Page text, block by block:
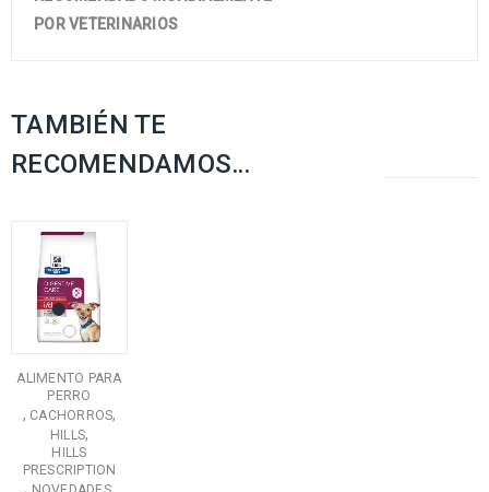
POR VETERINARIOS
TAMBIÉN TE
RECOMENDAMOS…
ALIMENTO PARA
PERRO
, CACHORROS,
HILLS,
HILLS
PRESCRIPTION
, ,